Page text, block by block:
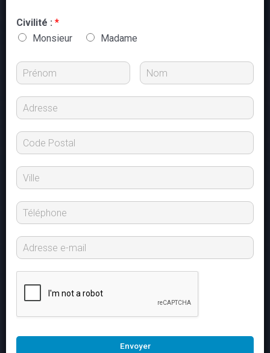
Civilité : *
Monsieur
Madame
Envoyer